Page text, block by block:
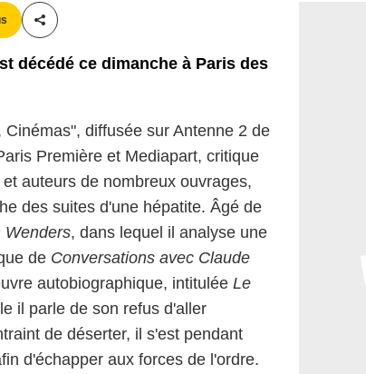
Partager cet article
décédé ce dimanche à Paris des
diffusée sur Antenne 2 de
Première et Mediapart, critique
auteurs de nombreux ouvrages,
des suites d'une hépatite. Âgé de
Wenders, dans lequel il analyse une
de Conversations avec Claude
autobiographique, intitulée Le
il parle de son refus d'aller
de déserter, il s'est pendant
d'échapper aux forces de l'ordre.